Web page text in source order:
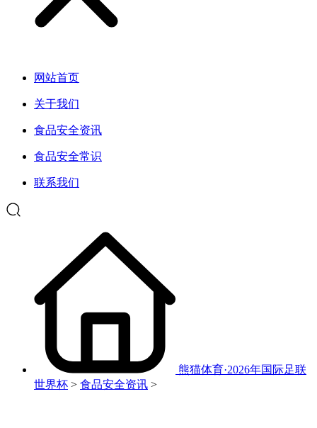
网站首页
关于我们
食品安全资讯
食品安全常识
联系我们
熊猫体育·2026年国际足联
世界杯 > 食品安全资讯 >